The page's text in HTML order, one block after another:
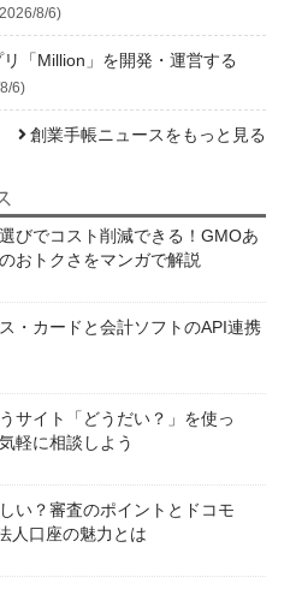
8/6)
「Million」を開発・運営する
6)
創業手帳ニュースをもっと見る
びでコスト削減できる！GMOあ
おトクさをマンガで解説
・カードと会計ソフトのAPI連携
サイト「どうだい？」を使っ
軽に相談しよう
い？審査のポイントとドコモ
人口座の魅力とは